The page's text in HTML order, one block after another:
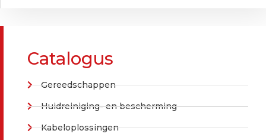
Catalogus
Gereedschappen
Huidreiniging- en bescherming
Kabeloplossingen